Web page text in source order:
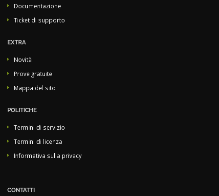
Documentazione
Ticket di supporto
EXTRA
Novità
Prove gratuite
Mappa del sito
POLITICHE
Termini di servizio
Termini di licenza
Informativa sulla privacy
CONTATTI